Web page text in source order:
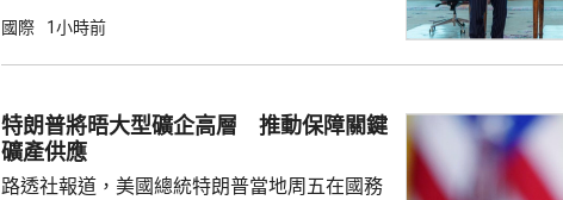
任何一國遭受武裝攻擊，都會被視為對三國的
作。路透社引述有土耳其官員指，協議純屬防
禦性質，僅承諾為防禦目的提供相互支持，不
針對任何國家、組織或個人，亦向其他區...
國際 1小時前
特朗普將晤大型礦企高層 推動保障關鍵
礦產供應
路透社報道，美國總統特朗普當地周五在國務